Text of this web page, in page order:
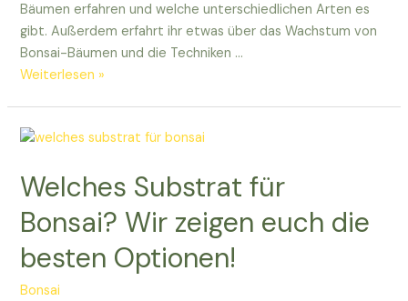
Bäumen erfahren und welche unterschiedlichen Arten es
gibt. Außerdem erfahrt ihr etwas über das Wachstum von
Bonsai-Bäumen und die Techniken …
Wie
ein
werden?
Weiterlesen »
Welches Substrat für
Bonsai? Wir zeigen euch die
besten Optionen!
Bonsai